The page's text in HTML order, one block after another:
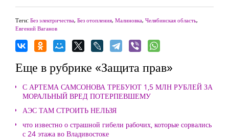
Теги: Без электричества, Без отопления, Малиновка, Челябинская область,
Евгений Ваганов
Еще в рубрике «Защита прав»
С АРТЕМА САМСОНОВА ТРЕБУЮТ 1,5 МЛН РУБЛЕЙ ЗА
МОРАЛЬНЫЙ ВРЕД ПОТЕРПЕВШЕМУ
АЭС ТАМ СТРОИТЬ НЕЛЬЗЯ
что известно о страшной гибели рабочих, которые сорвались
с 24 этажа во Владивостоке